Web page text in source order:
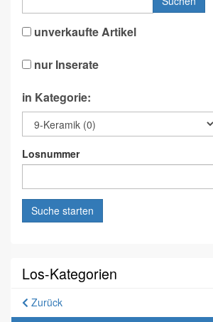
unverkaufte Artikel
nur Inserate
in Kategorie:
Losnummer
Suche starten
Los-Kategorien
Zurück